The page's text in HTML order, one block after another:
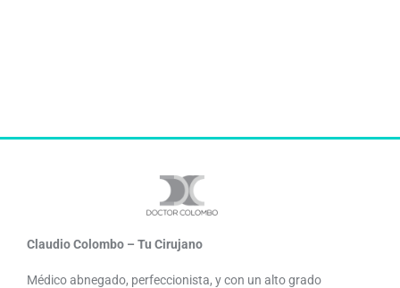
Claudio Colombo – Tu Cirujano
Médico abnegado, perfeccionista, y con un alto grado